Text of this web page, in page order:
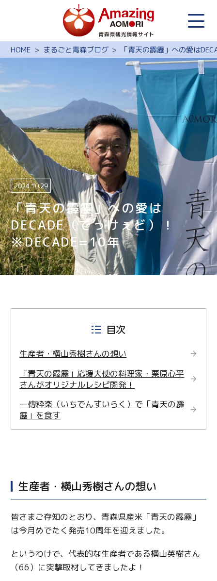
HOME まるごと青森ブログ 「青天の霹靂」への愛は
「青天の霹靂」への愛は
DECADE（でっけぇど）！
※DECADE=10年
2024.10.29
目次
生産者・横山秀樹さんの想い
「青天の霹靂」応援大使の料理家・栗原心平
さんがオリジナルレシピ開発！
一傳粋楽（いちでんすいらく）で「青天の霹
靂」を食す
生産者・横山秀樹さんの想い
皆さまご存知のとおり、青森県産米「青天の霹靂」
は今月めでたく発売10周年を迎えました。
というわけで、代表的な生産者である横山英樹さん
（66）に突撃取材してきましたよ！